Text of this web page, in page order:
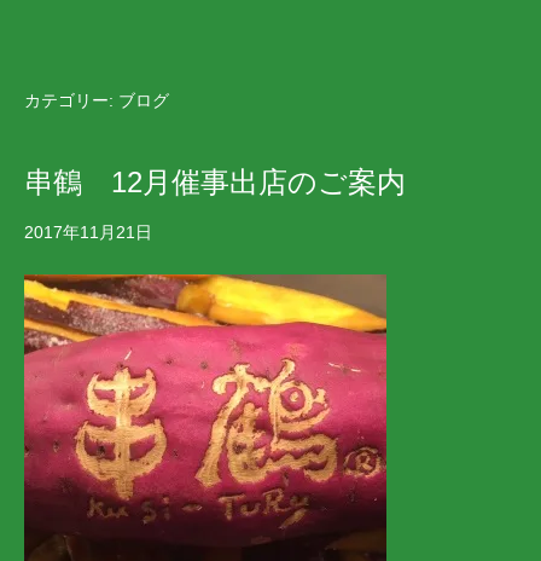
カテゴリー: ブログ
串鶴 12月催事出店のご案内
2017年11月21日